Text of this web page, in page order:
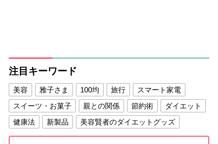
注目キーワード
美容 雅子さま 100均 旅行
スマート家電
スイーツ・お菓子
親との関係 節約術
ダイエット
健康法
新製品
美容賢者のダイエットグッズ
夫との関係
新津春子 どか食い